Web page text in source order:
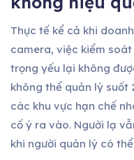
Thực tế kể cả khi
camera, việc kiểm
trọng yếu lại không
không thể quản lý suốt
các khu vực hạn chế
cố ý ra vào. Người lạ
khi người quản lý có